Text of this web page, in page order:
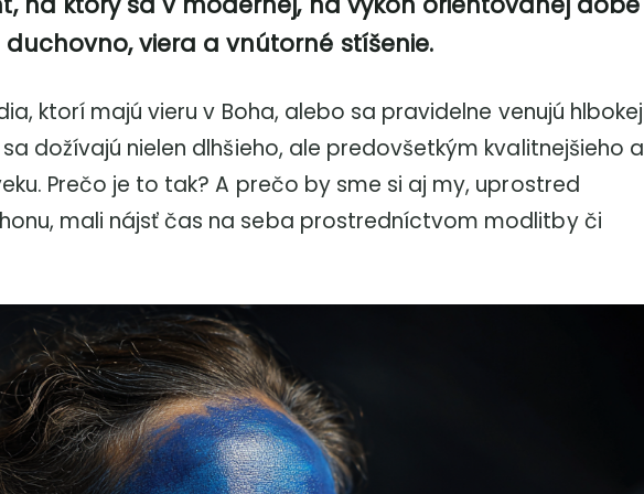
viera a vnútorné stíšenie.
ktorí majú vieru v Boha, alebo sa pravidelne venujú hlbokej
dožívajú nielen dlhšieho, ale predovšetkým kvalitnejšieho a
Prečo je to tak? A prečo by sme si aj my, uprostred
mali nájsť čas na seba prostredníctvom modlitby či